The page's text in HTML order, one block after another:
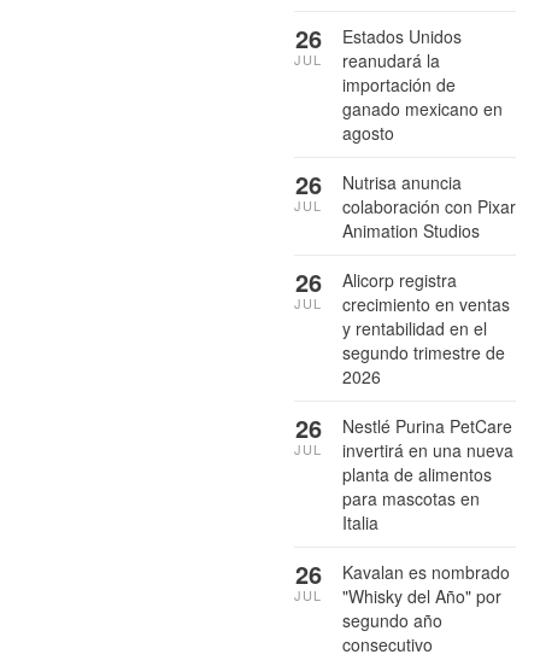
Estados Unidos
reanudará la
importación de
ganado mexicano en
agosto
26
JUL
Nutrisa anuncia
colaboración con Pixar
Animation Studios
26
JUL
Alicorp registra
crecimiento en ventas
y rentabilidad en el
segundo trimestre de
2026
26
JUL
Nestlé Purina PetCare
invertirá en una nueva
planta de alimentos
para mascotas en
Italia
26
JUL
Kavalan es nombrado
"Whisky del Año" por
segundo año
consecutivo
26
JUL